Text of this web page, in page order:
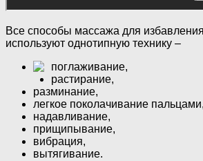
Все способы массажа для
используют однотипную технику –
поглаживание,
растирание,
разминание,
легкое поколачивание пальцами,
надавливание,
прищипывание,
вибрация,
вытягивание.